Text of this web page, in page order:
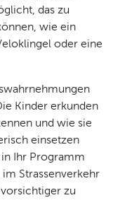
das zu
wie ein
oder eine
Kinder erkunden
und wie sie
einsetzen
in Ihr Programm
Strassenverkehr
zu